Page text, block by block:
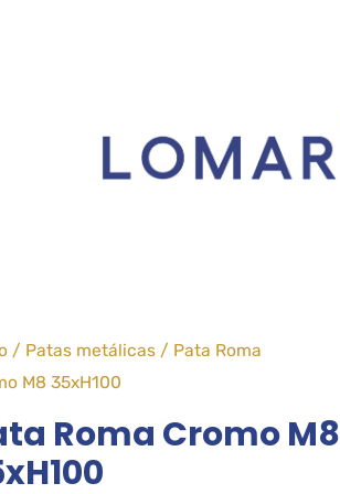
/ Patas metálicas/ Pata Roma
M8 35xH100
Roma Cromo M8